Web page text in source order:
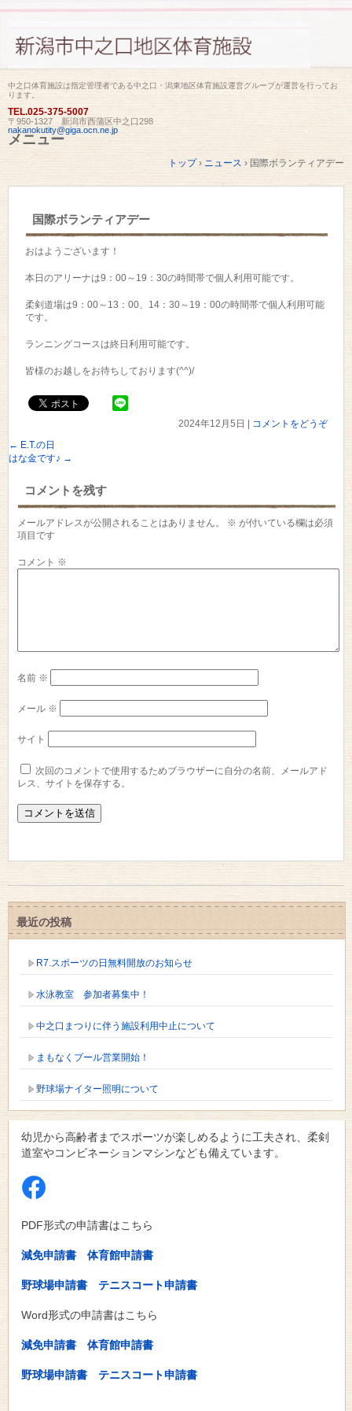
中之口体育施設は指定管理者である中之口・潟東地区体育施設運営グループが運営を行ってお
ります。
TEL.025-375-5007
〒950-1327 新潟市西蒲区中之口298
nakanokutity@giga.ocn.ne.jp
メニュー
トップ › ニュース › 国際ボランティアデー
国際ボランティアデー
おはようございます！
本日のアリーナは9：00～19：30の時間帯で個人利用可能です。
柔剣道場は9：00～13：00、14：30～19：00の時間帯で個人利用可能
です。
ランニングコースは終日利用可能です。
皆様のお越しをお待ちしております(^^)/
2024年12月5日
コメントをどうぞ
← E.T.の日
はな金です♪ →
コメントを残す
メールアドレスが公開されることはありません。 ※ が付いている欄は必須
項目です
コメント ※
名前 ※
メール ※
サイト
次回のコメントで使用するためブラウザーに自分の名前、メールアド
レス、サイトを保存する。
最近の投稿
R7.スポーツの日無料開放のお知らせ
水泳教室 参加者募集中！
中之口まつりに伴う施設利用中止について
まもなくプール営業開始！
野球場ナイター照明について
幼児から高齢者までスポーツが楽しめるように工夫され、柔剣
道室やコンビネーションマシンなども備えています。
PDF形式の申請書はこちら
減免申請書 体育館申請書
野球場申請書 テニスコート申請書
Word形式の申請書はこちら
減免申請書 体育館申請書
野球場申請書 テニスコート申請書